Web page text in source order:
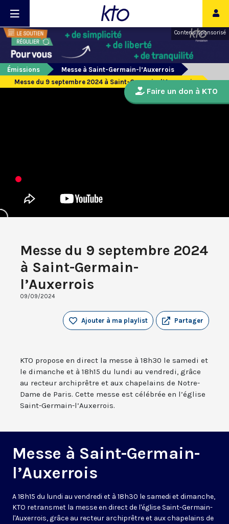
Contenu sponsorisé
Émissions
Messe à Saint-Germain-l’Auxerrois
Messe du 9 septembre 2024 à Saint-Germain-l’Auxerrois
Messe du 9 septembre 2024
à Saint-Germain-
l’Auxerrois
09/09/2024
Partager
Ajouter à ma playlist
KTO propose en direct la messe à 18h30 le samedi et
le dimanche et à 18h15 du lundi au vendredi, grâce
au recteur archiprêtre et aux chapelains de Notre-
Dame de Paris. Cette messe est célébrée en l’église
Saint-Germain-l’Auxerrois.
Messe à Saint-Germain-
l’Auxerrois
A 18h15 du lundi au vendredi et à 18h30 le samedi et dimanche,
KTO retransmet la messe en direct de l'église Saint-Germain-
l'Auxerrois, grâce au recteur archiprêtre et aux chapelains de
Faire un don à KTO